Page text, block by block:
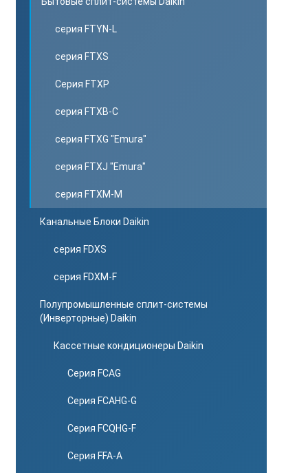
серия FTYN-L
серия FTXS
Серия FTXP
серия FTXB-C
серия FTXG "Emura"
серия FTXJ "Emura"
серия FTXM-M
Канальные Блоки Daikin
серия FDXS
серия FDXM-F
Полупромышленные сплит-системы
(Инверторные) Daikin
Кассетные кондиционеры Daikin
Серия FCAG
Серия FCAHG-G
Серия FCQHG-F
Серия FFA-A